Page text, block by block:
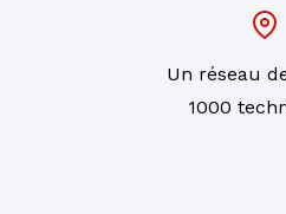
Un réseau
1000